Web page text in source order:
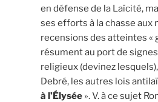
en défense de la Laïcité,
ses efforts à la chasse aux
recensions des atteintes «
résument au port de
religieux (devinez
Debré, les autres lois
à l’Élysée ». V. à ce sujet